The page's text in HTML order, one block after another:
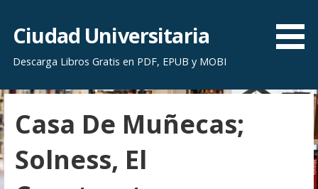
r
a
l
c
o
Ciudad Universitaria
Descarga Libros Gratis en PDF, EPUB y MOBI
Casa De Muñecas;
Solness, El